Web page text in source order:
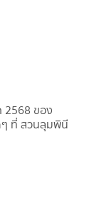
2568 ของ
ที่ สวนลุมพินี